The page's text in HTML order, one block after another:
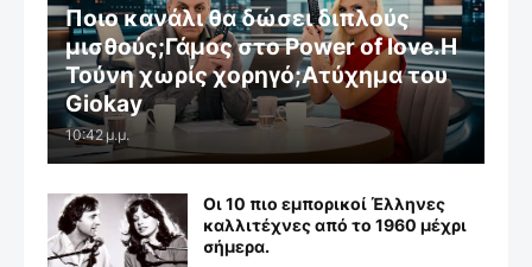
Ποιο κανάλι θα δώσει διπλούς
μισθούς;Γάμος στο Power of love.Η
Τούνη χωρίς χορηγό;Aτύχημα του
Giokay
10:42 μ.μ.
Οι 10 πιο εμπορικοί Έλληνες
καλλιτέχνες από το 1960 μέχρι
σήμερα.